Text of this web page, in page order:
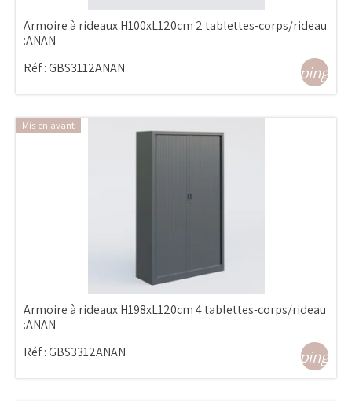
Armoire à rideaux H100xL120cm 2 tablettes-corps/rideau
:ANAN
Réf :GBS3112ANAN
Mis en avant
Armoire à rideaux H198xL120cm 4 tablettes-corps/rideau
:ANAN
Réf :GBS3312ANAN